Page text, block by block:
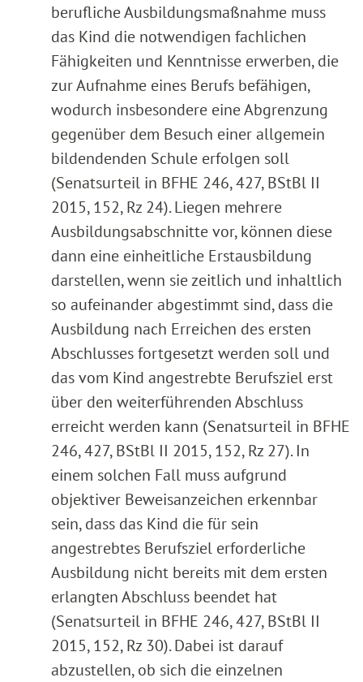
berufliche Ausbildungsmaßnahme muss
das Kind die notwendigen fachlichen
Fähigkeiten und Kenntnisse erwerben, die
zur Aufnahme eines Berufs befähigen,
wodurch insbesondere eine Abgrenzung
gegenüber dem Besuch einer allgemein
bildendenden Schule erfolgen soll
(Senatsurteil in BFHE 246, 427, BStBl II
2015, 152, Rz 24). Liegen mehrere
Ausbildungsabschnitte vor, können diese
dann eine einheitliche Erstausbildung
darstellen, wenn sie zeitlich und inhaltlich
so aufeinander abgestimmt sind, dass die
Ausbildung nach Erreichen des ersten
Abschlusses fortgesetzt werden soll und
das vom Kind angestrebte Berufsziel erst
über den weiterführenden Abschluss
erreicht werden kann (Senatsurteil in BFHE
246, 427, BStBl II 2015, 152, Rz 27). In
einem solchen Fall muss aufgrund
objektiver Beweisanzeichen erkennbar
sein, dass das Kind die für sein
angestrebtes Berufsziel erforderliche
Ausbildung nicht bereits mit dem ersten
erlangten Abschluss beendet hat
(Senatsurteil in BFHE 246, 427, BStBl II
2015, 152, Rz 30). Dabei ist darauf
abzustellen, ob sich die einzelnen